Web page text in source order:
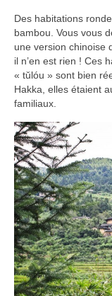
Iran
Turquie
Malte
Autres
Bolivie
Des habitations
bambou. Vous vous
une version chinoise
il n’en est rien ! Ces
« tǔlóu » sont bien
Hakka, elles étaient
familiaux.